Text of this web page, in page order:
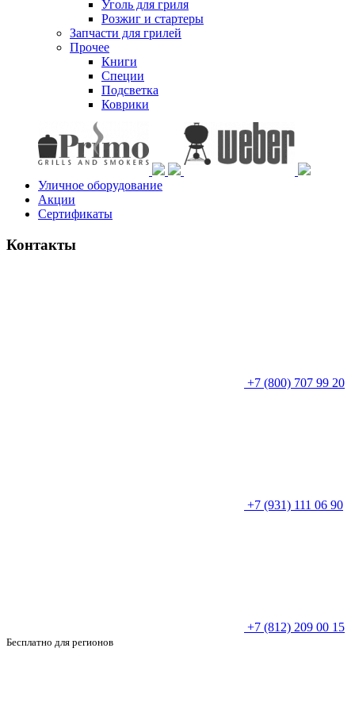
Уголь для гриля
Розжиг и стартеры
Запчасти для грилей
Прочее
Книги
Специи
Подсветка
Коврики
Уличное оборудование
Акции
Сертификаты
Контакты
+7 (800) 707 99 20
+7 (931) 111 06 90
+7 (812) 209 00 15
Бесплатно для регионов